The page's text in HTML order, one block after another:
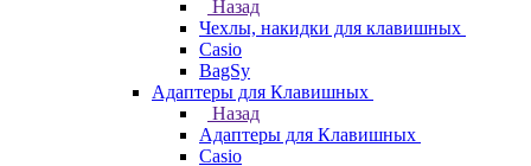
Назад
Чехлы, накидки для клавишных
Casio
BagSy
Адаптеры для Клавишных
Назад
Адаптеры для Клавишных
Casio